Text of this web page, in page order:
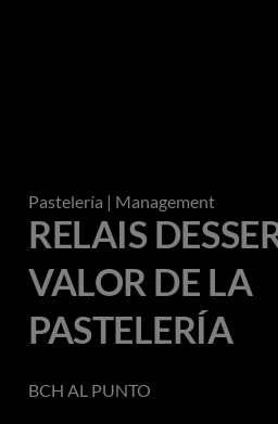
Pastelería | Management
RELAIS
VALOR DE LA
PASTELERÍA
BCH AL PUNTO